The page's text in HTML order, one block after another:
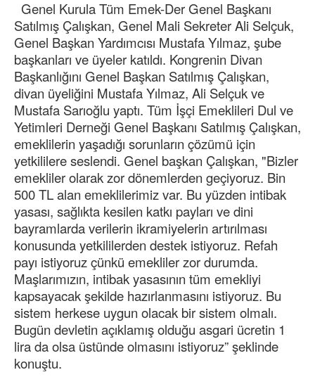
Genel Kurula Tüm Emek-Der Genel Başkanı
Satılmış Çalışkan, Genel Mali Sekreter Ali Selçuk,
Genel Başkan Yardımcısı Mustafa Yılmaz, şube
başkanları ve üyeler katıldı. Kongrenin Divan
Başkanlığını Genel Başkan Satılmış Çalışkan,
divan üyeliğini Mustafa Yılmaz, Ali Selçuk ve
Mustafa Sarıoğlu yaptı. Tüm İşçi Emeklileri Dul ve
Yetimleri Derneği Genel Başkanı Satılmış Çalışkan,
emeklilerin yaşadığı sorunların çözümü için
yetkililere seslendi. Genel başkan Çalışkan, "Bizler
emekliler olarak zor dönemlerden geçiyoruz. Bin
500 TL alan emeklilerimiz var. Bu yüzden intibak
yasası, sağlıkta kesilen katkı payları ve dini
bayramlarda verilerin ikramiyelerin artırılması
konusunda yetkililerden destek istiyoruz. Refah
payı istiyoruz çünkü emekliler zor durumda.
Maşlarımızın, intibak yasasının tüm emekliyi
kapsayacak şekilde hazırlanmasını istiyoruz. Bu
sistem herkese uygun olacak bir sistem olmalı.
Bugün devletin açıklamış olduğu asgari ücretin 1
lira da olsa üstünde olmasını istiyoruz” şeklinde
konuştu.